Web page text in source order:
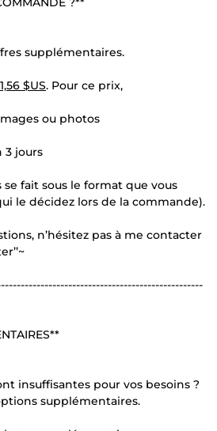
supplémentaires.
$US. Pour ce prix,
ou photos
3 jours
se fait sous le format que vous
le décidez lors de la commande).
n’hésitez pas à me contacter
insuffisantes pour vos besoins ?
supplémentaires.